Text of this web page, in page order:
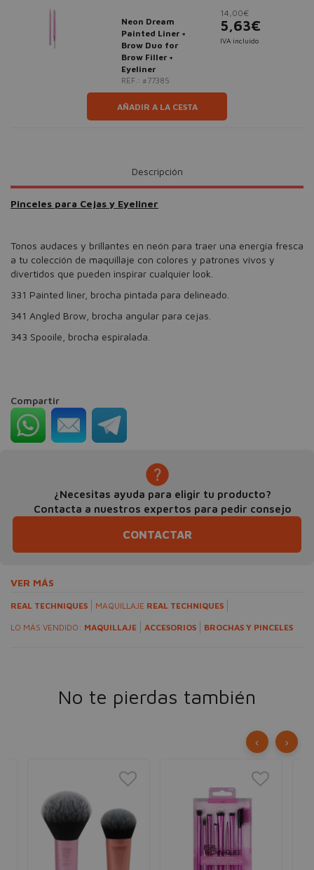
Neon Dream
Painted Liner +
Brow Duo for
Brow Filler +
Eyeliner
REF.: #77385
14,00€
5,63€
IVA incluido
AÑADIR A LA CESTA
Descripción
Pinceles para Cejas y Eyeliner
Tonos audaces y brillantes en neón para traer una energía fresca
a tu colección de maquillaje con colores y patrones vivos y
divertidos que pueden inspirar cualquier look.
331 Painted liner, brocha pintada para delineado.
341 Angled Brow, brocha angular para cejas.
343 Spooile, brocha espiralada.
Compartir
¿Necesitas ayuda para eligir tu producto?
Contacta a nuestros expertos para pedir consejo
CONTACTAR
VER MÁS
REAL TECHNIQUES MAQUILLAJE REAL TECHNIQUES
LO MÁS VENDIDO: MAQUILLAJE ACCESORIOS BROCHAS Y PINCELES
No te pierdas también
‹ ›